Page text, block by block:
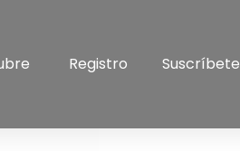
Registro Suscríbete